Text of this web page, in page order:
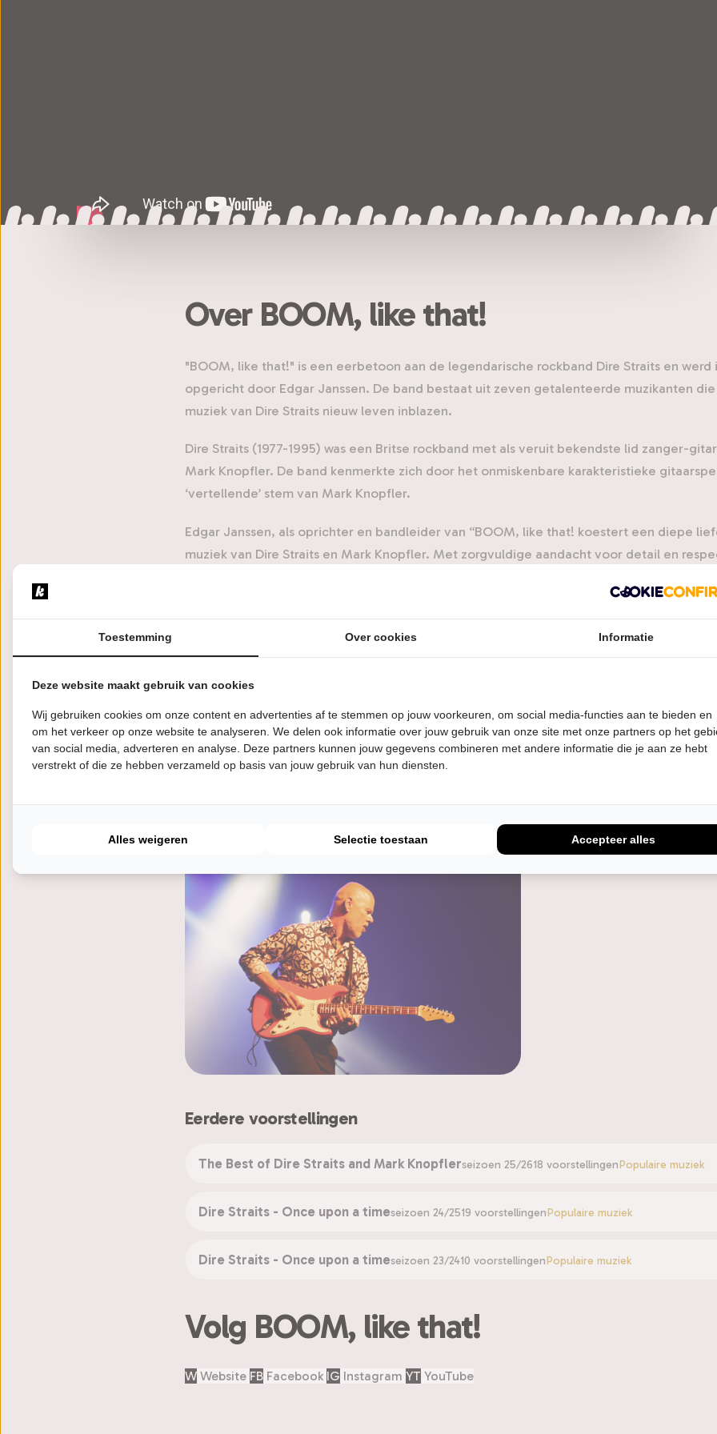
Over BOOM, like that!
"BOOM, like that!" is een eerbetoon aan de legendarische rockband Dire Straits en werd
opgericht door Edgar Janssen. De band bestaat uit zeven getalenteerde muzikanten
muziek van Dire Straits nieuw leven inblazen.
Dire Straits (1977-1995) was een Britse rockband met als veruit bekendste lid zanger-
Mark Knopfler. De band kenmerkte zich door het onmiskenbare karakteristieke
‘vertellende’ stem van Mark Knopfler.
Edgar Janssen, als oprichter en bandleider van “BOOM, like that! koestert een diepe
muziek van Dire Straits en Mark Knopfler. Met zorgvuldige aandacht voor detail en
De naam “BOOM, like that!” refereert naar een solo-nummer van Mark Knopfler en het
uit het niets is ontstaan en in korte tijd is uitgegroeid tot een professionele
Met klassiekers als "Sultans of Swing", "Telegraph Road en “Brothers in Arms”, wordt het
meegenomen op een nostalgische reis van het prille begin van Dire Straits tot het
Knopfler. De muziek is afwisselend, veelzijdig maar vooral kwalitatief van hoog niveau.
raakt BOOM, like that! letterlijk en figuurlijk de gevoelige snaar!
Zang en gitaar: Edgar Janssen | gitaar en backing vocals: Rob van Kreij | toetsen en
Robert van Vonderen | drums: Hans van Els | basgitaar: Frank van Kreij | sax, percussie en
Pepijn Mol | sax, fluit en backing vocals: Ilse Lucassen
Eerdere voorstellingen
The Best of Dire Straits and Mark Knopflerseizoen 25/2618 voorstellingenPopulaire muziek
Dire Straits - Once upon a timeseizoen 24/2519 voorstellingenPopulaire muziek
Dire Straits - Once upon a timeseizoen 23/2410 voorstellingenPopulaire muziek
Volg BOOM, like that!
W Website FB Facebook IG Instagram YT YouTube
Toestemming Over cookies Informatie
Deze website maakt gebruik van cookies
Wij gebruiken cookies om onze content en advertenties af te stemmen op jouw voorkeuren, om social media-functies aan te bieden en
om het verkeer op onze website te analyseren. We delen ook informatie over jouw gebruik van onze site met onze partners op het
van social media, adverteren en analyse. Deze partners kunnen jouw gegevens combineren met andere informatie die je aan ze hebt
verstrekt of die ze hebben verzameld op basis van jouw gebruik van hun diensten.
Alles weigeren Selectie toestaan Accepteer alles